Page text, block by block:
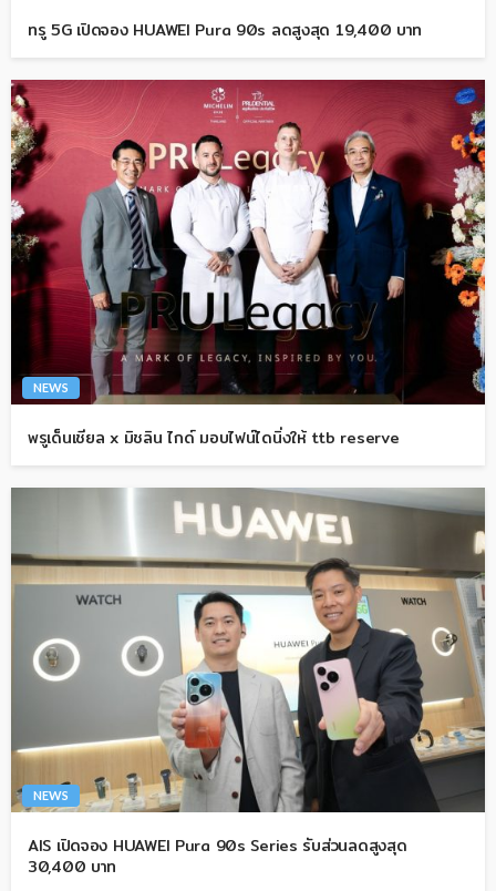
ทรู 5G เปิดจอง HUAWEI Pura 90s ลดสูงสุด 19,400 บาท
NEWS
พรูเด็นเชียล x มิชลิน ไกด์ มอบไฟน์ไดนิ่งให้ ttb reserve
NEWS
AIS เปิดจอง HUAWEI Pura 90s Series รับส่วนลดสูงสุด
30,400 บาท